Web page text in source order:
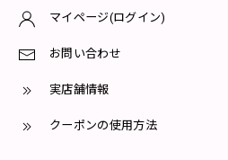
マイページ(ログイン)
お問い合わせ
実店舗情報
クーポンの使用方法